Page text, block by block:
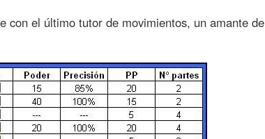
con el último tutor de movimientos, un amante de